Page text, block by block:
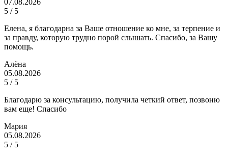
07.08.2026
5 / 5
Елена, я благодарна за Ваше отношение ко мне, за терпение и
за правду, которую трудно порой слышать. Спасибо, за Вашу
помощь.
Алёна
05.08.2026
5 / 5
Благодарю за консультацию, получила четкий ответ, позвоню
вам еще! Спасибо
Мария
05.08.2026
5 / 5